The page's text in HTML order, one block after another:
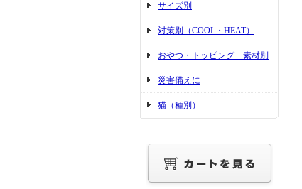
サイズ別
対策別（COOL・HEAT）
おやつ・トッピング 素材別
災害備えに
猫（種別）